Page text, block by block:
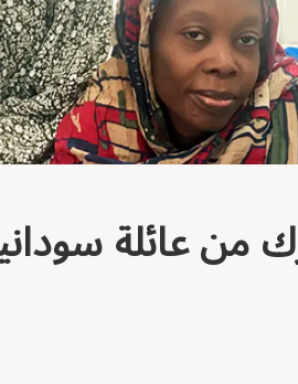
عائلة